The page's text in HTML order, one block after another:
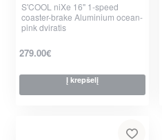
S'COOL niXe 16" 1-speed
coaster-brake Aluminium ocean-
pink dviratis
279.00€
Į krepšelį